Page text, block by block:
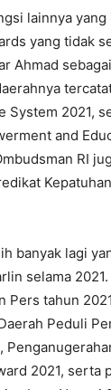
lainnya
yang tidak
Ahmad
System 2021,
and
RI
banyak lagi
selama
Pers tahun
Peduli
2021, serta